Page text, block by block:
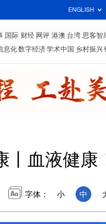
ENGLISH
国际 财经 网评 港澳 台湾 思客智
息化数字经济学术中国 乡村振兴
丨血液健康
字体： 小 中